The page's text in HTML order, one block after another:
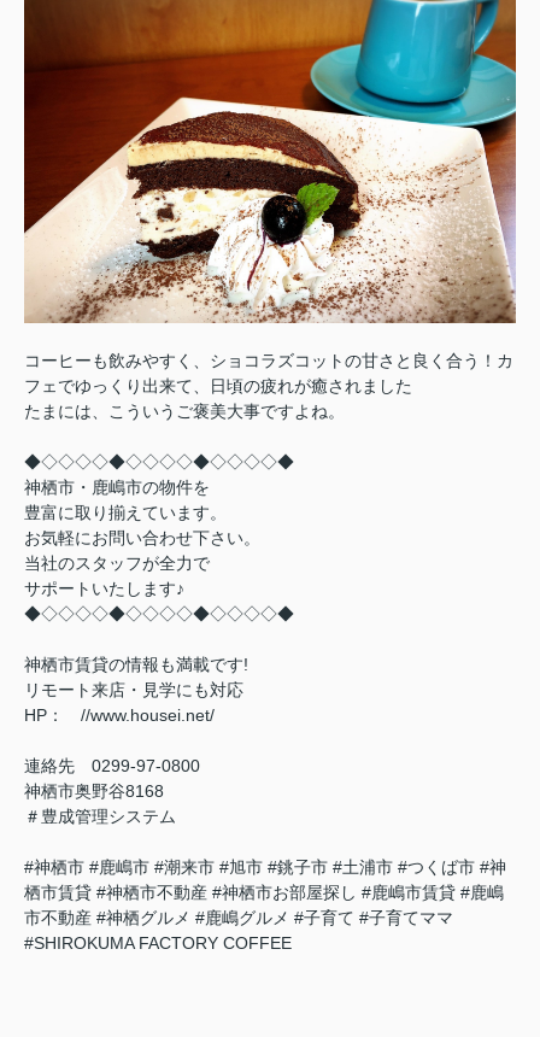
コーヒーも飲みやすく、ショコラズコットの甘さと良く合う！カ
フェでゆっくり出来て、日頃の疲れが癒されました
たまには、こういうご褒美大事ですよね。
◆◇◇◇◇◆◇◇◇◇◆◇◇◇◇◆
神栖市・鹿嶋市の物件を
豊富に取り揃えています。
お気軽にお問い合わせ下さい。
当社のスタッフが全力で
サポートいたします♪
◆◇◇◇◇◆◇◇◇◇◆◇◇◇◇◆
神栖市賃貸の情報も満載です!
リモート来店・見学にも対応
HP： //www.housei.net/
連絡先 0299‐97‐0800
神栖市奥野谷8168
＃豊成管理システム
#神栖市 #鹿嶋市 #潮来市 #旭市 #銚子市 #土浦市 #つくば市 #神
栖市賃貸 #神栖市不動産 #神栖市お部屋探し #鹿嶋市賃貸 #鹿嶋
市不動産 #神栖グルメ #鹿嶋グルメ #子育て #子育てママ
#SHIROKUMA FACTORY COFFEE